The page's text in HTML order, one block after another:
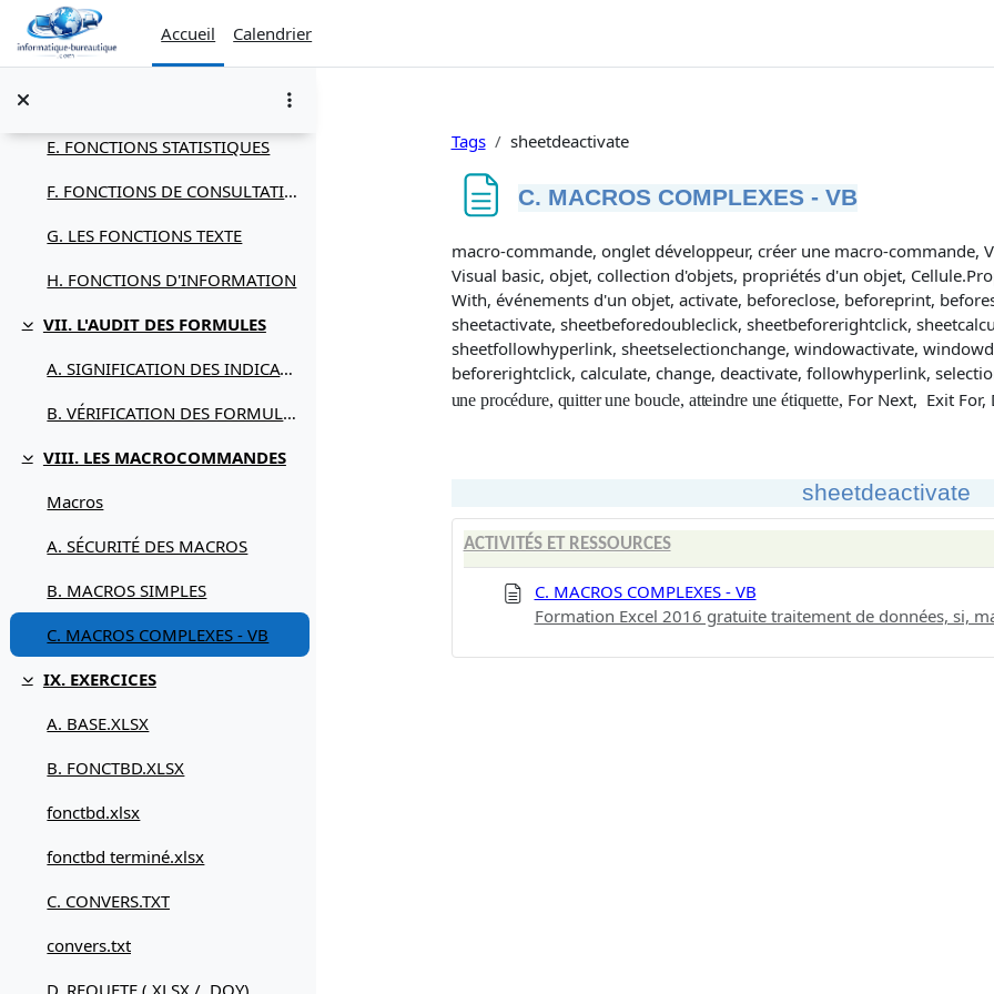
Passer au contenu principal
Accueil
Calendrier
B. FONCTIONS LOGIQUES
D. FONCTIONS MATHÉMATIQUES
E. FONCTIONS STATISTIQUES
F. FONCTIONS DE CONSULTATION
G. LES FONCTIONS TEXTE
H. FONCTIONS D'INFORMATION
Replier
VII. L'AUDIT DES FORMULES
A. SIGNIFICATION DES INDICATEURS
B. VÉRIFICATION DES FORMULES
Replier
VIII. LES MACROCOMMANDES
Macros
A. SÉCURITÉ DES MACROS
B. MACROS SIMPLES
C. MACROS COMPLEXES - VB
Replier
IX. EXERCICES
A. BASE.XLSX
B. FONCTBD.XLSX
fonctbd.xlsx
fonctbd terminé.xlsx
C. CONVERS.TXT
convers.txt
Tags sheetdeactivate
C. MACROS COMPLEXES - VB
Conditions d’achèvement
macro-commande, onglet développeur, créer une macro-commande,
Visual basic, objet, collection d'objets, propriétés d'un objet,
With, événements d'un objet, activate, beforeclose, beforeprint,
sheetactivate, sheetbeforedoubleclick, sheetbeforerightclick,
sheetfollowhyperlink, sheetselectionchange, windowactivate,
beforerightclick, calculate, change, deactivate, followhyperlink,
une procédure, quitter une boucle, atteindre une étiquette, For Next, Exit For,
sheetdeactivate
ACTIVITÉS ET RESSOURCES
C. MACROS COMPLEXES - VB
Formation Excel 2016 gratuite traitement de données, si,